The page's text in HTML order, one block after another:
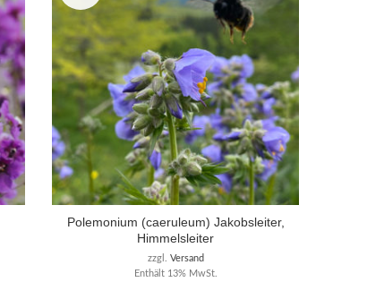
Polemonium (caeruleum) Jakobsleiter,
Himmelsleiter
Enthält 13% MwSt.
zzgl. Versand